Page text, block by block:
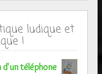
ludique et
!
téléphone